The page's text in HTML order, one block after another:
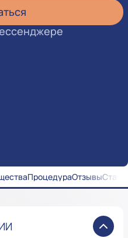
ПроцедураОтзывы